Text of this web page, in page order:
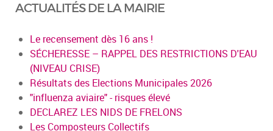
ACTUALITÉS DE LA MAIRIE
Le recensement dès 16 ans !
SÉCHERESSE – RAPPEL DES RESTRICTIONS D'EAU
(NIVEAU CRISE)
Résultats des Elections Municipales 2026
"influenza aviaire" - risques élevé
DECLAREZ LES NIDS DE FRELONS
Les Composteurs Collectifs